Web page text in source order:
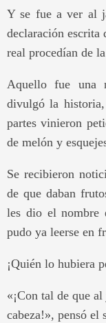
Y se fue a ver al
declaración escrita
real procedían de
Aquello fue una
divulgó la
partes vinieron
de melón y
Se recibieron
de que daban
les dio el nombre
pudo ya leerse en
¡Quién lo hubiera
«¡Con tal de que
cabeza!», pensó el